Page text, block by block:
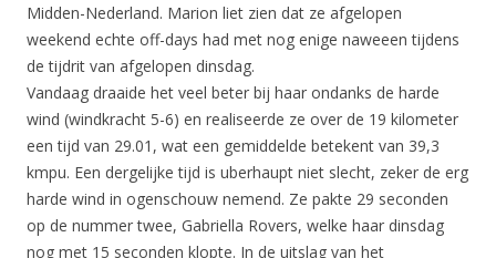
Midden-Nederland. Marion liet zien dat ze afgelopen
weekend echte off-days had met nog enige naweeen tijdens
de tijdrit van afgelopen dinsdag.
Vandaag draaide het veel beter bij haar ondanks de harde
wind (windkracht 5-6) en realiseerde ze over de 19 kilometer
een tijd van 29.01, wat een gemiddelde betekent van 39,3
kmpu. Een dergelijke tijd is uberhaupt niet slecht, zeker de erg
harde wind in ogenschouw nemend. Ze pakte 29 seconden
op de nummer twee, Gabriella Rovers, welke haar dinsdag
nog met 15 seconden klopte. In de uitslag van het